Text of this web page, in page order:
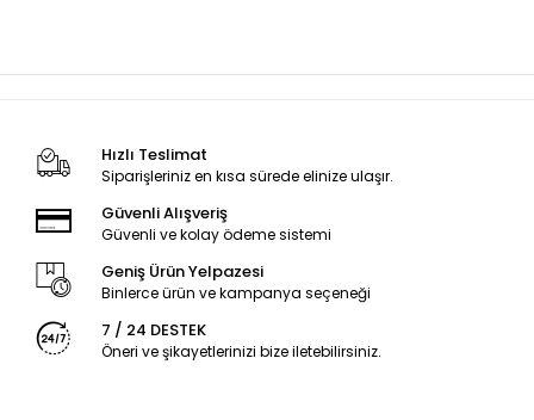
Hızlı Teslimat
Siparişleriniz en kısa sürede elinize ulaşır.
Güvenli Alışveriş
Güvenli ve kolay ödeme sistemi
Geniş Ürün Yelpazesi
Binlerce ürün ve kampanya seçeneği
7 / 24 DESTEK
Öneri ve şikayetlerinizi bize iletebilirsiniz.